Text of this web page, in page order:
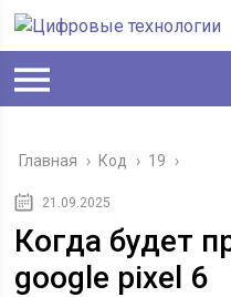
Главная › Код › 19 ›
21.09.2025
Когда будет
google pixel 6